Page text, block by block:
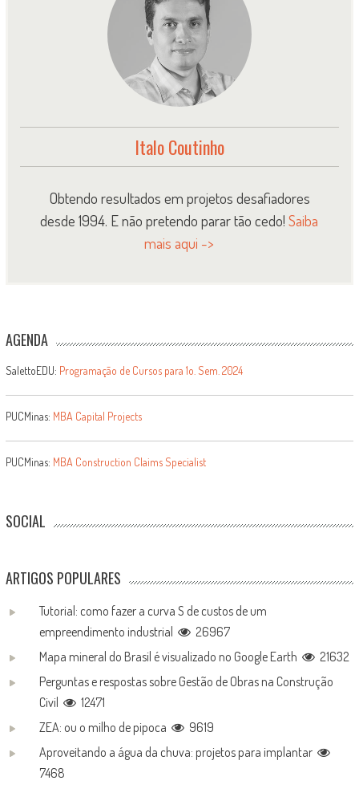
Italo Coutinho
Obtendo resultados em projetos desafiadores
desde 1994. E não pretendo parar tão cedo!Saiba
mais aqui ->
AGENDA
SalettoEDU: Programação de Cursos para 1o. Sem. 2024
PUCMinas: MBA Capital Projects
PUCMinas: MBA Construction Claims Specialist
SOCIAL
ARTIGOS POPULARES
Tutorial: como fazer a curva S de custos de um
empreendimento industrial
26967
Mapa mineral do Brasil é visualizado no Google Earth
21632
Perguntas e respostas sobre Gestão de Obras na Construção
Civil
12471
ZEA: ou o milho de pipoca
9619
Aproveitando a água da chuva: projetos para implantar
7468